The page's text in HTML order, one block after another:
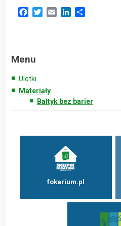
Facebook
TwitterEmail LinkedIn
Menu
Ulotki
Materiały
Bałtyk bez barier
fokarium.pl